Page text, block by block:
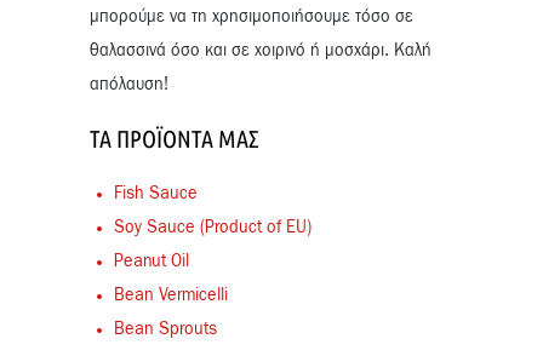
μπορούμε να τη χρησιμοποιήσουμε τόσο σε
θαλασσινά όσο και σε χοιρινό ή μοσχάρι. Καλή
απόλαυση!
ΤΑ ΠΡΟΪΌΝΤΑ ΜΑΣ
Fish Sauce
Soy Sauce (Product of EU)
Peanut Oil
Bean Vermicelli
Bean Sprouts